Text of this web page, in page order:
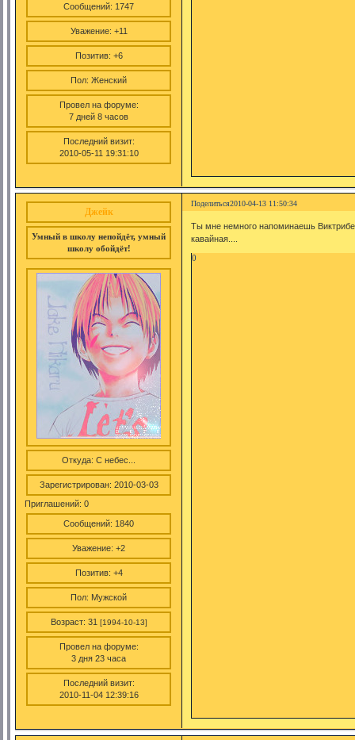
Сообщений: 1747
Уважение: +11
Позитив: +6
Пол: Женский
Провел на форуме:
7 дней 8 часов
Последний визит:
2010-05-11 19:31:10
Поделиться2010-04-13 11:50:34
Джейк
Умный в школу непойдёт, умный
школу обойдёт!
Откуда: С небес...
Зарегистрирован: 2010-03-03
Приглашений: 0
Сообщений: 1840
Уважение: +2
Позитив: +4
Пол: Мужской
Возраст: 31 [1994-10-13]
Провел на форуме:
3 дня 23 часа
Последний визит:
2010-11-04 12:39:16
Ты мне немного напоминаешь
кавайная....
0